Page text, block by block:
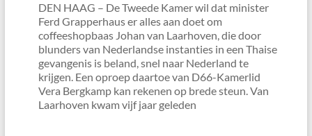
DEN HAAG – De Tweede Kamer wil dat minister
Ferd Grapperhaus er alles aan doet om
coffeeshopbaas Johan van Laarhoven, die door
blunders van Nederlandse instanties in een Thaise
gevangenis is beland, snel naar Nederland te
krijgen. Een oproep daartoe van D66-Kamerlid
Vera Bergkamp kan rekenen op brede steun. Van
Laarhoven kwam vijf jaar geleden